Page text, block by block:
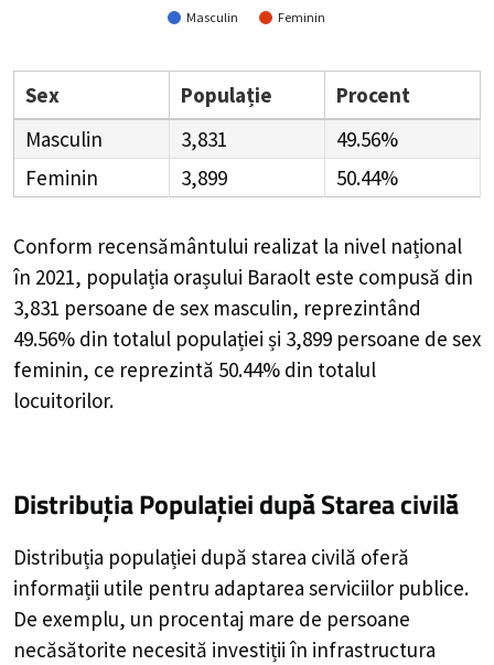
Masculin Feminin
Sex Populație
Procent
Masculin
3,831
49.56%
Feminin
3,899 50.44%
Conform recensământului realizat la nivel național
în 2021, populația orașului Baraolt este compusă din
3,831 persoane de sex masculin, reprezintând
49.56% din totalul populației și 3,899 persoane de sex
feminin, ce reprezintă 50.44% din totalul
locuitorilor.
Distribuția Populațieidupă Starea civilă
Distribuția populației după starea civilă oferă
informații utile pentru adaptarea serviciilor publice.
De exemplu, un procentaj mare de persoane
necăsătorite necesită investiții în infrastructura